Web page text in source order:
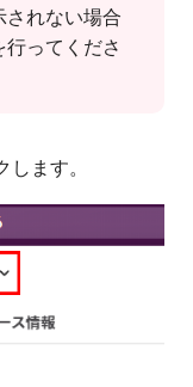
されない場合
行ってくださ
ます。